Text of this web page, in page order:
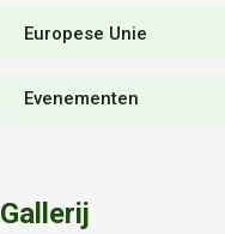
Europese Unie
Evenementen
Gallerij